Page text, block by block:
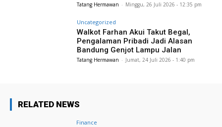
Tatang Hermawan - Minggu, 26 Juli 2026 - 12:35 pm
Uncategorized
Walkot Farhan Akui Takut Begal,
Pengalaman Pribadi Jadi Alasan
Bandung Genjot Lampu Jalan
Tatang Hermawan - Jumat, 24 Juli 2026 - 1:40 pm
RELATED NEWS
Finance